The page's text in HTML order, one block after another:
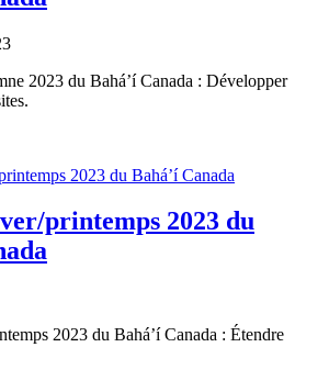
2023 du Bahá’í Canada : Développer
printemps 2023 du
2023 du Bahá’í Canada : Étendre